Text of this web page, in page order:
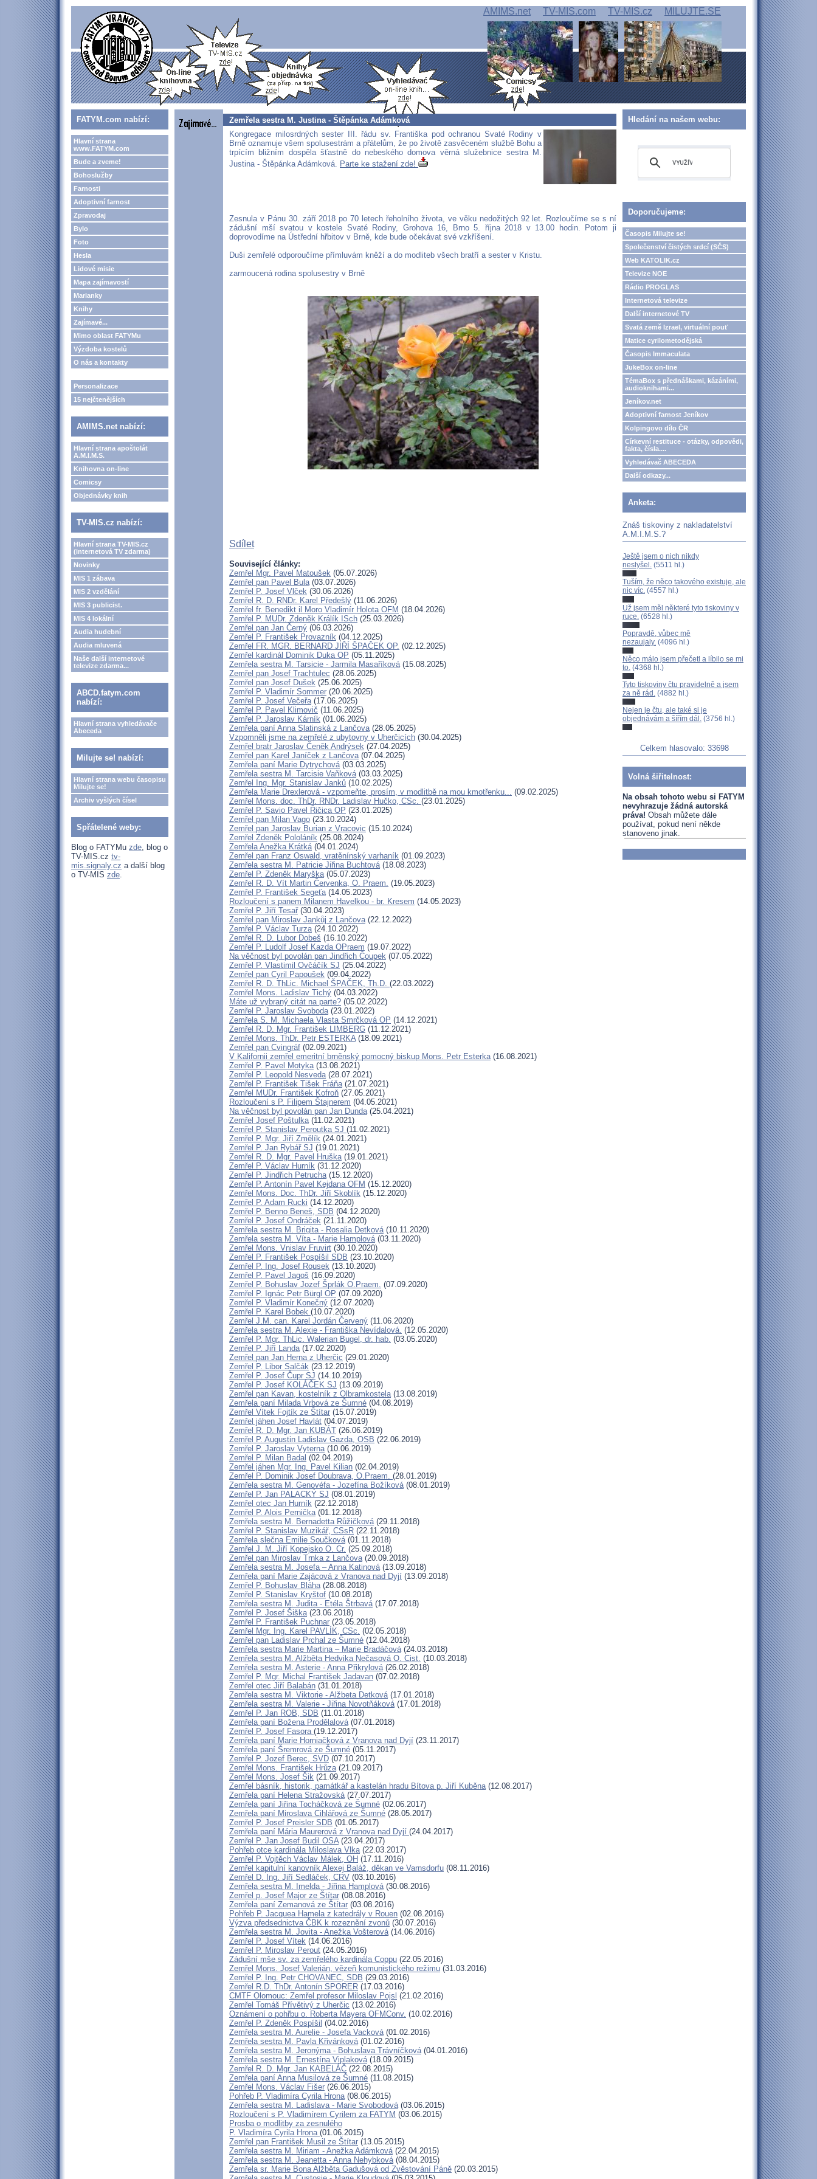
AMIMS.net TV-MIS.com TV-MIS.cz MILUJTE.SE
FATYM.com nabízí:
Hlavní strana
www.FATYM.com
Bude a zveme!
Bohoslužby
Farnosti
Adoptivní farnost
Zpravodaj
Bylo
Foto
Hesla
Lidové misie
Mapa zajímavostí
Marianky
Knihy
Zajímavé...
Mimo oblast FATYMu
Výzdoba kostelů
O nás a kontakty
Personalizace
15 nejčtenějších
AMIMS.net nabízí:
Hlavní strana apoštolát
A.M.I.M.S.
Knihovna on-line
Comicsy
Objednávky knih
TV-MIS.cz nabízí:
Hlavní strana TV-MIS.cz
(internetová TV zdarma)
Novinky
MIS 1 zábava
MIS 2 vzdělání
MIS 3 publicist.
MIS 4 lokální
Audia hudební
Audia mluvená
Naše další internetové
televize zdarma...
ABCD.fatym.com
nabízí:
Hlavní strana vyhledávače
Abeceda
Milujte se! nabízí:
Hlavní strana webu časopisu
Milujte se!
Archiv vyšlých čísel
Spřátelené weby:
Blog o FATYMu zde, blog o
TV-MIS.cz tv-
mis.signaly.cz a další blog
o TV-MIS zde.
Zemřela sestra M. Justina - Štěpánka Adámková
Kongregace milosrdných sester III. řádu sv. Františka pod ochranou Svaté Rodiny v
Brně oznamuje všem spolusestrám a přátelům, že po životě zasvěceném službě Bohu a
trpícím bližním dospěla šťastně do nebeského domova věrná služebnice sestra M.
Justina - Štěpánka Adámková. Parte ke stažení zde!
Zesnula v Pánu 30. září 2018 po 70 letech řeholního života, ve věku nedožitých 92 let. Rozloučíme se s ní
zádušní mší svatou v kostele Svaté Rodiny, Grohova 16, Brno 5. října 2018 v 13.00 hodin. Potom ji
doprovodíme na Ústřední hřbitov v Brně, kde bude očekávat své vzkříšení.
Duši zemřelé odporoučíme přímluvám kněží a do modliteb všech bratří a sester v Kristu.
zarmoucená rodina spolusestry v Brně
Sdílet
Související články:
Zemřel Mgr. Pavel Matoušek (05.07.2026)
Zemřel pan Pavel Bula(03.07.2026)
Zemřel P. Josef Vlček (30.06.2026)
Zemřel R. D. RNDr. Karel Předešlý (11.06.2026)
Zemřel fr. Benedikt il Moro Vladimír Holota OFM (18.04.2026)
Zemřel P. MUDr. Zdeněk Králík ISch (25.03.2026)
Zemřel pan Jan Černý (06.03.2026)
Zemřel P. František Provazník (04.12.2025)
Zemřel FR. MGR. BERNARD JIŘÍ ŠPAČEK OP. (02.12.2025)
Zemřel kardinál Dominik Duka OP (05.11.2025)
Zemřela sestra M. Tarsicie - Jarmila Masaříková(15.08.2025)
Zemřel pan Josef Trachtulec (28.06.2025)
Zemřel pan Josef Dušek (25.06.2025)
Zemřel P. Vladimír Sommer (20.06.2025)
Zemřel P. Josef Večeřa(17.06.2025)
Zemřel P. Pavel Klimovič (11.06.2025)
Zemřel P. Jaroslav Kárník (01.06.2025)
Zemřela paní Anna Slatinská z Lančova(28.05.2025)
Vzpomněli jsme na zemřelé z ubytovny v Uherčicích (30.04.2025)
Zemřel bratr Jaroslav Čeněk Andrýsek (27.04.2025)
Zemřel pan Karel Janíček z Lančova(07.04.2025)
Zemřela paní Marie Dytrychová(03.03.2025)
Zemřela sestra M. Tarcisie Vaňková(03.03.2025)
Zemřel Ing. Mgr. Stanislav Janků (10.02.2025)
Zemřela Marie Drexlerová - vzpomeňte, prosím, v modlitbě na mou kmotřenku... (09.02.2025)
Zemřel Mons. doc. ThDr. RNDr. Ladislav Hučko, CSc. (23.01.2025)
Zemřel P. Savio Pavel Řičica OP (23.01.2025)
Zemřel pan Milan Vago (23.10.2024)
Zemřel pan Jaroslav Burian z Vracovic (15.10.2024)
Zemřel Zdeněk Pololáník (25.08.2024)
Zemřela Anežka Krátká(04.01.2024)
Zemřel pan Franz Oswald, vratěnínský varhaník (01.09.2023)
Zemřela sestra M. Patricie Jiřina Buchtová(18.08.2023)
Zemřel P. Zdeněk Maryška(05.07.2023)
Zemřel R. D. Vít Martin Červenka, O. Praem. (19.05.2023)
Zemřel P. František Segeťa(14.05.2023)
Rozloučení s panem Milanem Havelkou - br. Kresem (14.05.2023)
Zemřel P. Jiří Tesař(30.04.2023)
Zemřel pan Miroslav Jankůj z Lančova(22.12.2022)
Zemřel P. Václav Turza(24.10.2022)
Zemřel R. D. Lubor Dobeš (16.10.2022)
Zemřel P. Ludolf Josef Kazda OPraem (19.07.2022)
Na věčnost byl povolán pan Jindřich Čoupek (07.05.2022)
Zemřel P. Vlastimil Ovčáčík SJ (25.04.2022)
Zemřel pan Cyril Papoušek (09.04.2022)
Zemřel R. D. ThLic. Michael ŠPAČEK, Th.D. (22.03.2022)
Zemřel Mons. Ladislav Tichý (04.03.2022)
Máte už vybraný citát na parte? (05.02.2022)
Zemřel P. Jaroslav Svoboda(23.01.2022)
Zemřela S. M. Michaela Vlasta Smrčková OP (14.12.2021)
Zemřel R. D. Mgr. František LIMBERG (11.12.2021)
Zemřel Mons. ThDr. Petr ESTERKA(18.09.2021)
Zemřel pan Cvingráf (02.09.2021)
V Kalifornii zemřel emeritní brněnský pomocný biskup Mons. Petr Esterka(16.08.2021)
Zemřel P. Pavel Motyka(13.08.2021)
Zemřel P. Leopold Nesveda(28.07.2021)
Zemřel P. František Tišek Fráňa(21.07.2021)
Zemřel MUDr. František Kofroň (27.05.2021)
Rozloučení s P. Filipem Štajnerem (04.05.2021)
Na věčnost byl povolán pan Jan Dunda(25.04.2021)
Zemřel Josef Poštulka(11.02.2021)
Zemřel P. Stanislav Peroutka SJ (11.02.2021)
Zemřel P. Mgr. Jiří Změlík (24.01.2021)
Zemřel P. Jan Rybář SJ (19.01.2021)
Zemřel R. D. Mgr. Pavel Hruška(19.01.2021)
Zemřel P. Václav Hurník (31.12.2020)
Zemřel P. Jindřich Petrucha(15.12.2020)
Zemřel P. Antonín Pavel Kejdana OFM (15.12.2020)
Zemřel Mons. Doc. ThDr. Jiří Skoblík (15.12.2020)
Zemřel P. Adam Rucki (14.12.2020)
Zemřel P. Benno Beneš, SDB (04.12.2020)
Zemřel P. Josef Ondráček (21.11.2020)
Zemřela sestra M. Brigita - Rosalia Detková(10.11.2020)
Zemřela sestra M. Víta - Marie Hamplová(03.11.2020)
Zemřel Mons. Vnislav Fruvirt (30.10.2020)
Zemřel P. František Pospíšil SDB (23.10.2020)
Zemřel P. Ing. Josef Rousek (13.10.2020)
Zemřel P. Pavel Jagoš (16.09.2020)
Zemřel P. Bohuslav Jozef Šprlák O.Praem. (07.09.2020)
Zemřel P. Ignác Petr Bürgl OP (07.09.2020)
Zemřel P. Vladimír Konečný (12.07.2020)
Zemřel P. Karel Bobek (10.07.2020)
Zemřel J.M. can. Karel Jordán Červený (11.06.2020)
Zemřela sestra M. Alexie - Františka Nevídalová. (12.05.2020)
Zemřel P. Mgr. ThLic. Walerian Bugel, dr. hab. (03.05.2020)
Zemřel P. Jiří Landa(17.02.2020)
Zemřel pan Jan Herna z Uherčic (29.01.2020)
Zemřel P. Libor Salčák (23.12.2019)
Zemřel P. Josef Čupr SJ (14.10.2019)
Zemřel P. Josef KOLÁČEK SJ (13.09.2019)
Zemřel pan Kavan, kostelník z Olbramkostela(13.08.2019)
Zemřela paní Milada Vrbová ze Šumné (04.08.2019)
Zemřel Vítek Fojtík ze Štítar (15.07.2019)
Zemřel jáhen Josef Havlát (04.07.2019)
Zemřel R. D. Mgr. Jan KUBÁT (26.06.2019)
Zemřel P. Augustin Ladislav Gazda, OSB (22.06.2019)
Zemřel P. Jaroslav Vyterna(10.06.2019)
Zemřel P. Milan Badal (02.04.2019)
Zemřel jáhen Mgr. Ing. Pavel Kilian (02.04.2019)
Zemřel P. Dominik Josef Doubrava, O.Praem. (28.01.2019)
Zemřela sestra M. Genovéfa - Jozefína Božíková(08.01.2019)
Zemřel P. Jan PALACKÝ SJ (08.01.2019)
Zemřel otec Jan Hurník (22.12.2018)
Zemřel P. Alois Pernička(01.12.2018)
Zemřela sestra M. Bernadetta Růžičková(29.11.2018)
Zemřel P. Stanislav Muzikář, CSsR (22.11.2018)
Zemřela slečna Emilie Součková(01.11.2018)
Zemřel J. M. Jiří Kopejsko O. Cr. (25.09.2018)
Zemřel pan Miroslav Trnka z Lančova(20.09.2018)
Zemřela sestra M. Josefa – Anna Katinová(13.09.2018)
Zemřela paní Marie Zajácová z Vranova nad Dyjí (13.09.2018)
Zemřel P. Bohuslav Bláha(28.08.2018)
Zemřel P. Stanislav Kryštof (10.08.2018)
Zemřela sestra M. Judita - Etéla Štrbavá(17.07.2018)
Zemřel P. Josef Šiška(23.06.2018)
Zemřel P. František Puchnar (23.05.2018)
Zemřel Mgr. Ing. Karel PAVLÍK, CSc. (02.05.2018)
Zemřel pan Ladislav Prchal ze Šumné (12.04.2018)
Zemřela sestra Marie Martina – Marie Bradáčová(24.03.2018)
Zemřela sestra M. Alžběta Hedvika Nečasová O. Cist. (10.03.2018)
Zemřela sestra M. Asterie - Anna Přikrylová(26.02.2018)
Zemřel P. Mgr. Michal František Jadavan (07.02.2018)
Zemřel otec Jiří Balabán (31.01.2018)
Zemřela sestra M. Viktorie - Alžbeta Detková(17.01.2018)
Zemřela sestra M. Valerie - Jiřina Novotňáková(17.01.2018)
Zemřel P. Jan ROB, SDB (11.01.2018)
Zemřela paní Božena Prodělalová(07.01.2018)
Zemřel P. Josef Fasora (19.12.2017)
Zemřela paní Marie Horniačková z Vranova nad Dyjí (23.11.2017)
Zemřela paní Šremrová ze Šumné (05.11.2017)
Zemřel P. Jozef Berec, SVD (07.10.2017)
Zemřel Mons. František Hrůza(21.09.2017)
Zemřel Mons. Josef Šik (21.09.2017)
Zemřel básník, historik, památkář a kastelán hradu Bítova p. Jiří Kuběna(12.08.2017)
Zemřela paní Helena Stražovská(27.07.2017)
Zemřela paní Jiřina Tocháčková ze Šumné (02.06.2017)
Zemřela paní Miroslava Cihlářová ze Šumné (28.05.2017)
Zemřel P. Josef Preisler SDB (01.05.2017)
Zemřela paní Mária Maurerová z Vranova nad Dyjí (24.04.2017)
Zemřel P. Jan Josef Budil OSA(23.04.2017)
Pohřeb otce kardinála Miloslava Vlka(22.03.2017)
Zemřel P. Vojtěch Václav Málek, OH (17.11.2016)
Zemřel kapitulní kanovník Alexej Baláž, děkan ve Varnsdorfu (08.11.2016)
Zemřel D. Ing. Jiří Sedláček, CRV (03.10.2016)
Zemřela sestra M. Imelda - Jiřina Hamplová(30.08.2016)
Zemřel p. Josef Major ze Štítar (08.08.2016)
Zemřela paní Zemanová ze Štítar (03.08.2016)
Pohřeb P. Jacquea Hamela z katedrály v Rouen (02.08.2016)
Výzva předsednictva ČBK k rozeznění zvonů (30.07.2016)
Zemřela sestra M. Jovita - Anežka Vošterová(14.06.2016)
Zemřel P. Josef Vítek (14.06.2016)
Zemřel P. Miroslav Perout (24.05.2016)
Zádušní mše sv. za zemřelého kardinála Coppu (22.05.2016)
Zemřel Mons. Josef Valerián, vězeň komunistického režimu (31.03.2016)
Zemřel P. Ing. Petr CHOVANEC, SDB (29.03.2016)
Zemřel R.D. ThDr. Antonín SPORER (17.03.2016)
CMTF Olomouc: Zemřel profesor Miloslav Pojsl (21.02.2016)
Zemřel Tomáš Přívětivý z Uherčic (13.02.2016)
Oznámení o pohřbu o. Roberta Mayera OFMConv. (10.02.2016)
Zemřel P. Zdeněk Pospíšil (04.02.2016)
Zemřela sestra M. Aurelie - Josefa Vacková(01.02.2016)
Zemřela sestra M. Pavla Křivánková(01.02.2016)
Zemřela sestra M. Jeronýma - Bohuslava Trávníčková(04.01.2016)
Zemřela sestra M. Ernestína Viplaková(18.09.2015)
Zemřel R. D. Mgr. Jan KABELÁČ (22.08.2015)
Zemřela paní Anna Musilová ze Šumné (11.08.2015)
Zemřel Mons. Václav Fišer (26.06.2015)
Pohřeb P. Vladimíra Cyrila Hrona(08.06.2015)
Zemřela sestra M. Ladislava - Marie Svobodová(03.06.2015)
Rozloučení s P. Vladimírem Cyrilem za FATYM (03.06.2015)
Prosba o modlitby za zesnulého
P. Vladimíra Cyrila Hrona (01.06.2015)
Zemřel pan František Musil ze Štítar (13.05.2015)
Zemřela sestra M. Miriam - Anežka Adámková(22.04.2015)
Zemřela sestra M. Jeanetta - Anna Nehybková(08.04.2015)
Zemřela sr. Marie Bona Alžběta Gadušová od Zvěstování Páně (20.03.2015)
Hledání na našem webu:
Doporučujeme:
Časopis Milujte se!
Společenství čistých srdcí (SČS)
Web KATOLIK.cz
Televize NOE
Rádio PROGLAS
Internetová televize
Další internetové TV
Svatá země Izrael, virtuální pouť
Matice cyrilometodějská
Časopis Immaculata
JukeBox on-line
TémaBox s přednáškami, kázáními,
audioknihami...
Jeníkov.net
Adoptivní farnost Jeníkov
Kolpingovo dílo ČR
Církevní restituce - otázky, odpovědi,
fakta, čísla....
Vyhledávač ABECEDA
Další odkazy...
Anketa:
Znáš tiskoviny z nakladatelství
A.M.I.M.S.?
Ještě jsem o nich nikdy
neslyšel. (5511 hl.)
Tuším, že něco takového existuje, ale
nic víc. (4557 hl.)
Už jsem měl některé tyto tiskoviny v
ruce. (6528 hl.)
Popravdě, vůbec mě
nezaujaly. (4096 hl.)
Něco málo jsem přečetl a líbilo se mi
to. (4368 hl.)
Tyto tiskoviny čtu pravidelně a jsem
za ně rád. (4882 hl.)
Nejen je čtu, ale také si je
objednávám a šířím dál. (3756 hl.)
Celkem hlasovalo: 33698
Volná šiřitelnost:
Na obsah tohoto webu si FATYM
nevyhrazuje žádná autorská
práva! Obsah můžete dále
používat, pokud není někde
stanoveno jinak.